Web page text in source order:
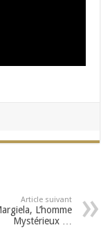
Article suivant
L’homme
Mystérieux …